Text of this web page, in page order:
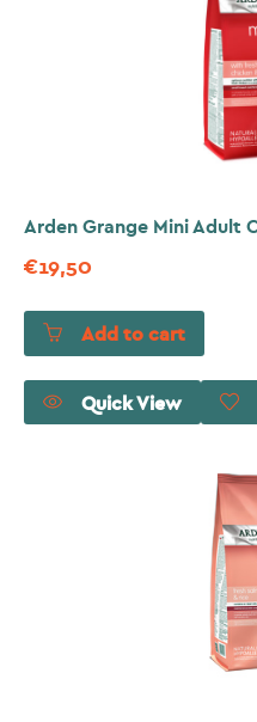
Arden Grange Mini Adult
€19,50
Add to cart
Quick View